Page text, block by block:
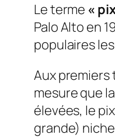
Le terme «
Palo Alto en
populaires
Aux premiers
mesure que
élevées, le
grande)